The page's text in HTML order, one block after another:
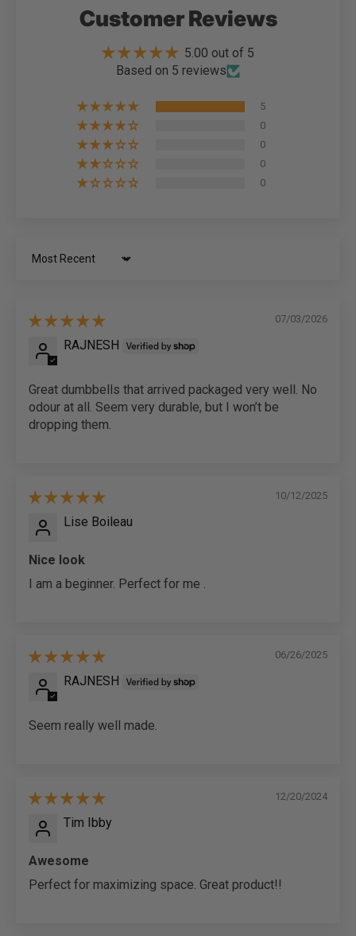
Customer Reviews
5.00 out of 5
Based on 5 reviews
5
0
0
0
0
Sort by
07/03/2026
RAJNESH
Great dumbbells that arrived packaged very well. No
odour at all. Seem very durable, but I won’t be
dropping them.
10/12/2025
Lise Boileau
Nice look
I am a beginner. Perfect for me .
06/26/2025
RAJNESH
Seem really well made.
12/20/2024
Tim Ibby
Awesome
Perfect for maximizing space. Great product!!